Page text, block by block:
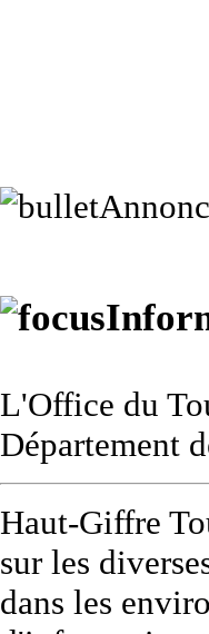
L'Office du
Département
Haut-Giffre
sur les
dans les